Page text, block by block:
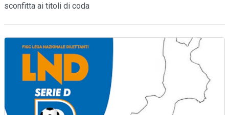
sconfitta ai titoli di coda